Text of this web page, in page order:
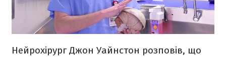
Нейрохірург Джон Уайнстон розповів, що